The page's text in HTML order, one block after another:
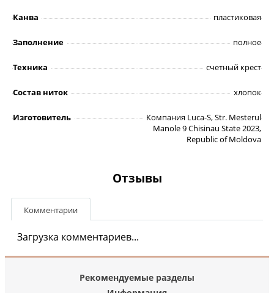
Канва пластиковая
Заполнение полное
Техника счетный крест
Состав ниток хлопок
Изготовитель
Компания Luca-S, Str. Mesterul
Manole 9 Chisinau State 2023,
Republic of Moldova
Отзывы
Комментарии
Загрузка комментариев...
Рекомендуемые разделы